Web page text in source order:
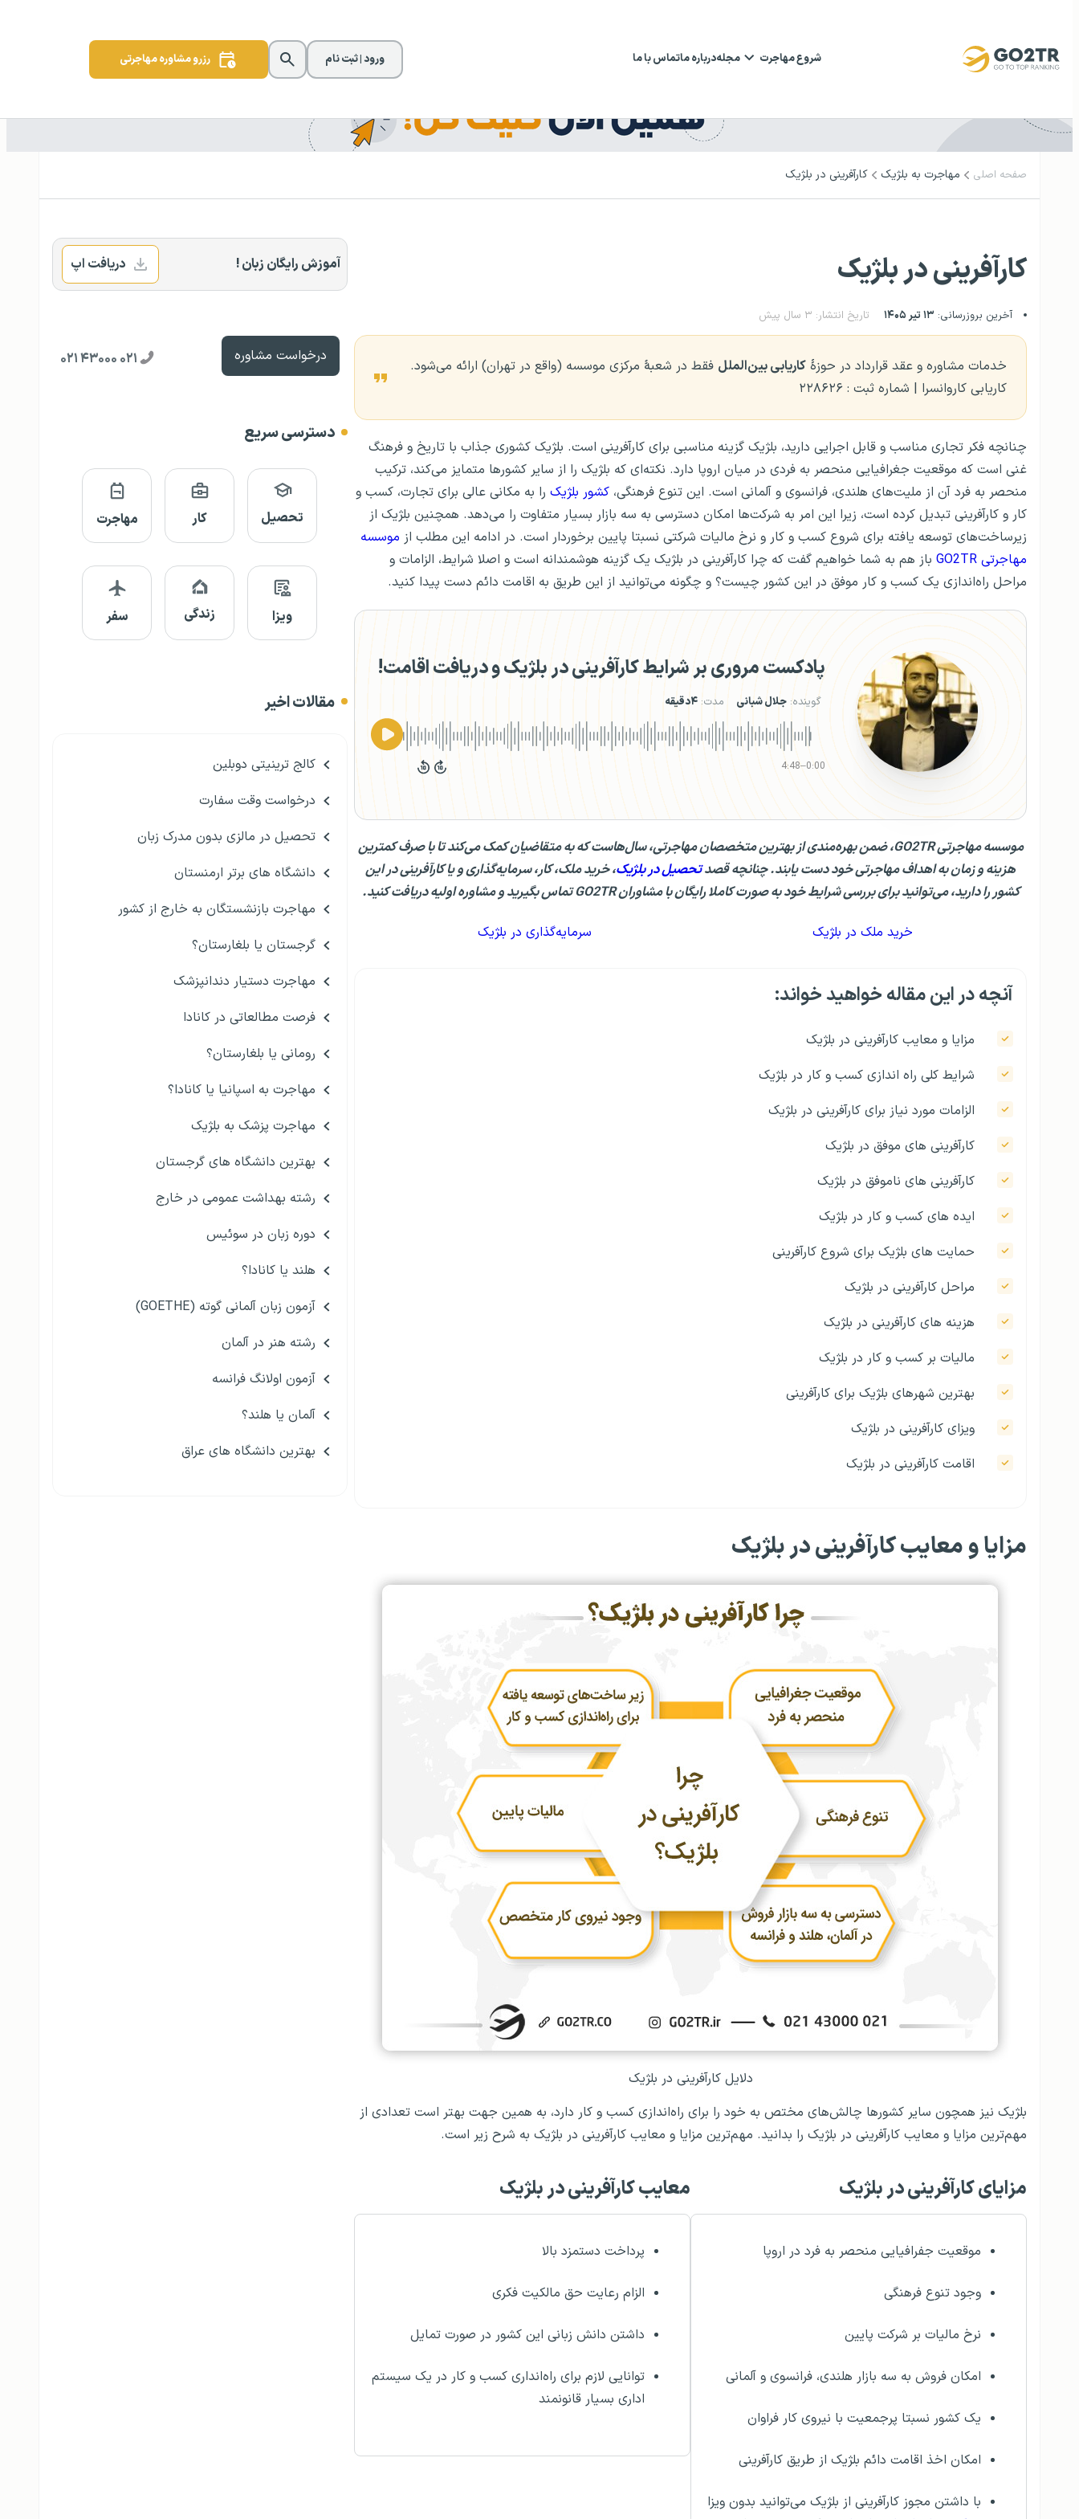
شروع مهاجرت مجلهدرباره ماتماس با ما ورود | ثبت نام رزرو مشاوره مهاجرتی
صفحه اصلی مهاجرت به بلژیک کارآفرینی در بلژیک
کارآفرینی در بلژیک
آخرین بروزرسانی: ۱۳ تیر ۱۴۰۵ تاریخ انتشار: ۳ سال پیش
خدمات مشاوره و عقد قرارداد در حوزهٔ کاریابی بین‌الملل فقط در شعبهٔ مرکزی موسسه (واقع در تهران) ارائه می‌شود.
کاریابی کاروانسرا | شماره ثبت : ۲۲۸۶۲۶
چنانچه فکر تجاری مناسب و قابل اجرایی دارید، بلژیک گزینه مناسبی برای کارآفرینی است. بلژیک کشوری جذاب با تاریخ و فرهنگ
غنی است که موقعیت جغرافیایی منحصر به فردی در میان اروپا دارد. نکته‌ای که بلژیک را از سایر کشورها متمایز می‌کند، ترکیب
منحصر به فرد آن از ملیت‌های هلندی، فرانسوی و آلمانی است. این تنوع فرهنگی، کشور بلژیک را به مکانی عالی برای تجارت، کسب و
کار و کارآفرینی تبدیل کرده است، زیرا این امر به شرکت‌ها امکان دسترسی به سه بازار بسیار متفاوت را می‌دهد. همچنین بلژیک از
زیرساخت‌های توسعه یافته برای شروع کسب و کار و نرخ مالیات شرکتی نسبتا پایین برخوردار است. در ادامه این مطلب از موسسه
مهاجرتی GO2TR
باز هم به شما خواهیم گفت که چرا کارآفرینی در بلژیک یک گزینه هوشمندانه است و اصلا شرایط، الزامات و
مراحل راه‌اندازی یک کسب و کار موفق در این کشور چیست؟ و چگونه می‌توانید از این طریق به اقامت دائم دست پیدا کنید.
پادکست مروری بر شرایط کارآفرینی در بلژیک و دریافت اقامت!
گوینده: جلال شبانی مدت: ۴دقیقه
0:00
–
4:48
موسسه مهاجرتی GO2TR، ضمن بهره‌مندی از بهترین متخصصان مهاجرتی، سال‌هاست که به متقاضیان کمک می‌کند تا با صرف کمترین
هزینه و زمان به اهداف مهاجرتی خود دست یابند. چنانچه قصدتحصیل در بلژیک، خرید ملک، کار، سرمایه‌گذاری و یا کارآفرینی در این
کشور را دارید، می‌توانید برای بررسی شرایط خود به صورت کاملا رایگان با مشاوران GO2TR تماس بگیرید و مشاوره اولیه دریافت کنید.
خرید ملک در بلژیک سرمایه‌گذاری در بلژیک
آنچه در این مقاله خواهید خواند:
مزایا و معایب کارآفرینی در بلژیک
شرایط کلی راه‌ اندازی کسب و کار در بلژیک
الزامات مورد نیاز برای کارآفرینی در بلژیک
کارآفرینی های موفق در بلژیک
کارآفرینی های ناموفق در بلژیک
ایده های کسب و کار در بلژیک
حمایت های بلژیک برای شروع کارآفرینی
مراحل کارآفرینی در بلژیک
هزینه های کارآفرینی در بلژیک
مالیات بر کسب و کار در بلژیک
بهترین شهرهای بلژیک برای کارآفرینی
ویزای کارآفرینی در بلژیک
اقامت کارآفرینی در بلژیک
مزایا و معایب کارآفرینی در بلژیک
دلایل کارآفرینی در بلژیک
بلژیک نیز همچون سایر کشورها چالش‌های مختص به خود را برای راه‌اندازی کسب و کار دارد، به همین جهت بهتر است تعدادی از
مهم‌ترین مزایا و معایب کارآفرینی در بلژیک را بدانید. مهم‌ترین مزایا و معایب کارآفرینی در بلژیک به شرح زیر است.
مزایای کارآفرینی در بلژیک
موقعیت جفرافیایی منحصر به فرد در اروپا
وجود تنوع فرهنگی
نرخ مالیات بر شرکت پایین
امکان فروش به سه بازار هلندی، فرانسوی و آلمانی
یک کشور نسبتا پرجمعیت با نیروی کار فراوان
امکان اخذ اقامت دائم بلژیک از طریق کارآفرینی
با داشتن مجوز کارآفرینی از بلژیک می‌توانید بدون ویزا
معایب کارآفرینی در بلژیک
پرداخت دستمزد بالا
الزام رعایت حق مالکیت فکری
داشتن دانش زبانی این کشور در صورت تمایل
توانایی لازم برای راه‌انداری کسب و کار در یک سیستم
اداری بسیار قانونمند
آموزش رایگان زبان ! دریافت اپ
درخواست مشاوره ۰۲۱ ۴۳۰۰۰ ۰۲۱
دسترسی سریع
تحصیل کار مهاجرت
ویزا زندگی سفر
مقالات اخیر
کالج ترینیتی دوبلین
درخواست وقت سفارت
تحصیل در مالزی بدون مدرک زبان
دانشگاه های برتر ارمنستان
مهاجرت بازنشستگان به خارج از کشور
گرجستان یا بلغارستان؟
مهاجرت دستیار دندانپزشک
فرصت مطالعاتی در کانادا
رومانی یا بلغارستان؟
مهاجرت به اسپانیا یا کانادا؟
مهاجرت پزشک به بلژیک
بهترین دانشگاه های گرجستان
رشته بهداشت عمومی در خارج
دوره زبان در سوئیس
هلند یا کانادا؟
آزمون زبان آلمانی گوته (GOETHE)
رشته هنر در آلمان
آزمون اولانگ فرانسه
آلمان یا هلند؟
بهترین دانشگاه های عراق